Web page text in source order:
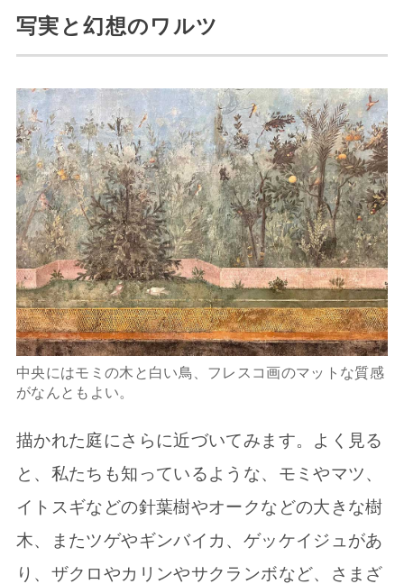
写実と幻想のワルツ
中央にはモミの木と白い鳥、フレスコ画のマットな質感
がなんともよい。
描かれた庭にさらに近づいてみます。よく見る
と、私たちも知っているような、モミやマツ、
イトスギなどの針葉樹やオークなどの大きな樹
木、またツゲやギンバイカ、ゲッケイジュがあ
り、ザクロやカリンやサクランボなど、さまざ